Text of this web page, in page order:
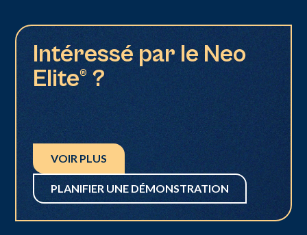
Intéressé par le Neo
Elite® ?
VOIR PLUS
PLANIFIER UNE DÉMONSTRATION